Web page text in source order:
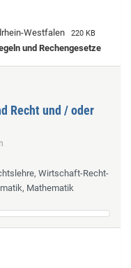
Westfalen 220 KB
und Rechengesetze
Recht und / oder
Wirtschaft-Recht-
Mathematik